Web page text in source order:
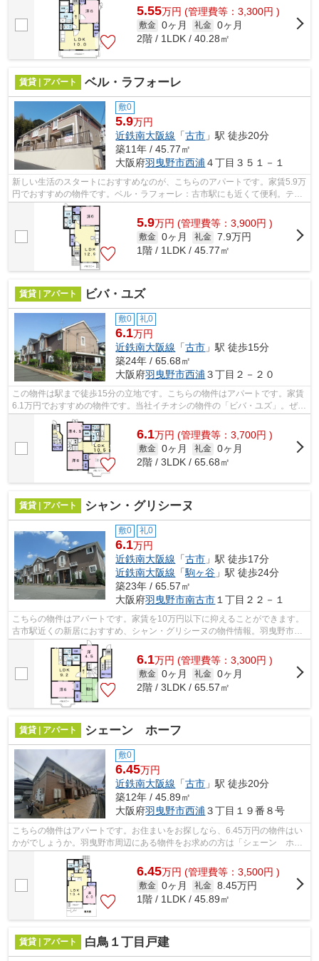
5.55万円 (管理費等：3,300円 )
敷金 0ヶ月 礼金 0ヶ月
2階 / 1LDK / 40.28㎡
賃貸 | アパート ベル・ラフォーレ
敷0
5.9万円
近鉄南大阪線 「古市 」駅 徒歩20分
築11年 / 45.77㎡
大阪府羽曳野市西浦 ４丁目３５１－１
新しい生活のスタートにおすすめなのが、こちらのアパートです。家賃5.9万
円でおすすめの物件です。ベル・ラフォーレ：古市駅にも近くて便利。テ
ム・ホームの物件情報の中からご希望の...
5.9万円 (管理費等：3,900円 )
敷金 0ヶ月 礼金 7.9万円
1階 / 1LDK / 45.77㎡
賃貸 | アパート ビバ・ユズ
敷0 礼0
6.1万円
近鉄南大阪線 「古市 」駅 徒歩15分
築24年 / 65.68㎡
大阪府羽曳野市西浦 ３丁目２－２０
この物件は駅まで徒歩15分の立地です。こちらの物件はアパートです。家賃
6.1万円でおすすめの物件です。当社イチオシの物件の「ビバ・ユズ」。ぜひ
一度ご覧ください。羽曳野市の物件で...
6.1万円 (管理費等：3,700円 )
敷金 0ヶ月 礼金 0ヶ月
2階 / 3LDK / 65.68㎡
賃貸 | アパート シャン・グリシーヌ
敷0 礼0
6.1万円
近鉄南大阪線 「古市 」駅 徒歩17分
近鉄南大阪線 「駒ヶ谷 」駅 徒歩24分
築23年 / 65.57㎡
大阪府羽曳野市南古市 １丁目２２－１
こちらの物件はアパートです。家賃を10万円以下に抑えることができます。
古市駅近くの新居におすすめ、シャン・グリシーヌの物件情報。羽曳野市に
ある賃貸物件情報のことなら、テム・...
6.1万円 (管理費等：3,300円 )
敷金 0ヶ月 礼金 0ヶ月
2階 / 3LDK / 65.57㎡
賃貸 | アパート シェーン ホーフ
敷0
6.45万円
近鉄南大阪線 「古市 」駅 徒歩20分
築12年 / 45.89㎡
大阪府羽曳野市西浦 ３丁目１９番８号
こちらの物件はアパートです。お住まいをお探しなら、6.45万円の物件はい
かがでしょうか。羽曳野市周辺にある物件をお求めの方は「シェーン ホー
フ」はいかがでしょうか。羽曳野市の...
6.45万円 (管理費等：3,500円 )
敷金 0ヶ月 礼金 8.45万円
1階 / 1LDK / 45.89㎡
賃貸 | アパート 白鳥１丁目戸建